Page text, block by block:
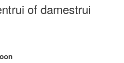
of damestrui